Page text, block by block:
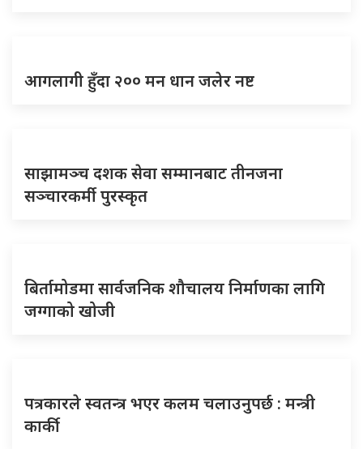
आगलागी हुँदा २०० मन धान जलेर नष्ट
साझामञ्च दशक सेवा सम्मानबाट तीनजना
सञ्चारकर्मी पुरस्कृत
बिर्तामोडमा सार्वजनिक शौचालय निर्माणका लागि
जग्गाको खोजी
पत्रकारले स्वतन्त्र भएर कलम चलाउनुपर्छ : मन्त्री
कार्की